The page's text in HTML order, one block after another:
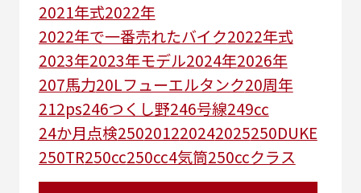
2021年式2022年
2022年で一番売れたバイク2022年式
2023年2023年モデル2024年2026年
207馬力20Lフューエルタンク20周年
212ps246つくし野246号線249㏄
24か月点検250201220242025250DUKE
250TR250cc250cc4気筒250ccクラス
250ccスーパースポーツ250アメリカン